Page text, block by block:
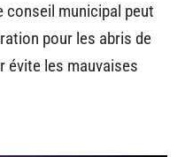
conseil municipal peut
pour les abris de
évite les mauvaises